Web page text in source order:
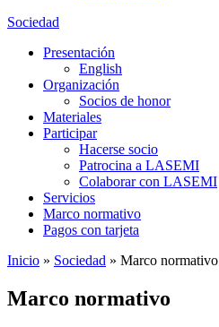
Sociedad
Presentación
English
Organización
Socios de honor
Materiales
Participar
Hacerse socio
Patrocina a LASEMI
Colaborar con LASEMI
Servicios
Marco normativo
Pagos con tarjeta
Inicio » Sociedad » Marco normativo
Marco normativo